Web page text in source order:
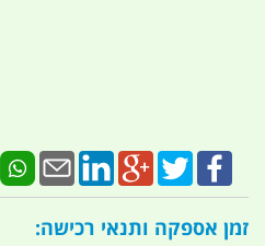
זמן אספקה ותנאי רכישה: